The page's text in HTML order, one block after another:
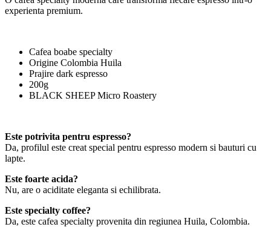
experienta premium.
Cafea boabe specialty
Origine Colombia Huila
Prajire dark espresso
200g
BLACK SHEEP Micro Roastery
Este potrivita pentru espresso?
Da, profilul este creat special pentru espresso modern si bauturi cu
lapte.
Este foarte acida?
Nu, are o aciditate eleganta si echilibrata.
Este specialty coffee?
Da, este cafea specialty provenita din regiunea Huila, Colombia.